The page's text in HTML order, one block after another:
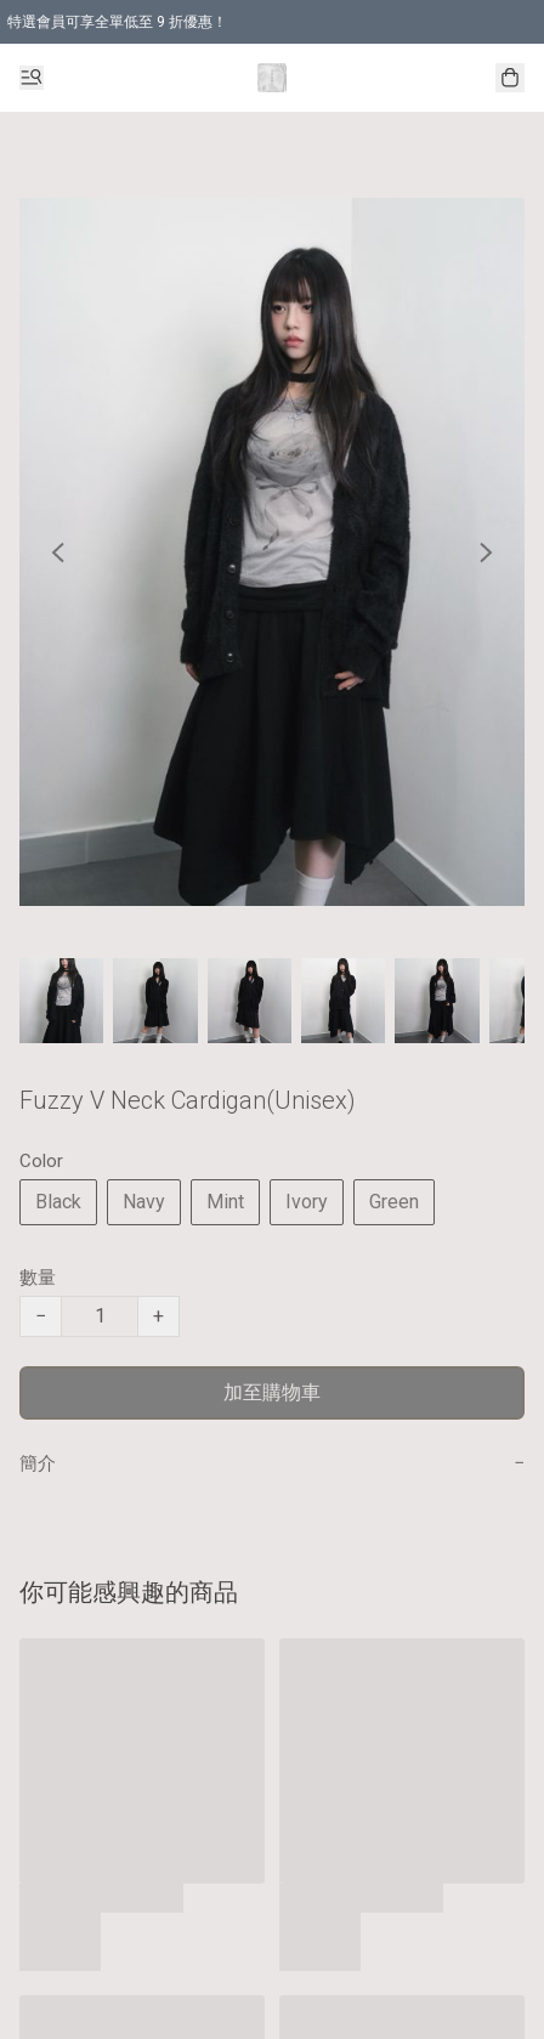
特選會員可享全單低至 9 折優惠！
Fuzzy V Neck Cardigan(Unisex)
Color
Black Navy Mint Ivory Green
數量
− +
加至購物車
簡介 −
你可能感興趣的商品